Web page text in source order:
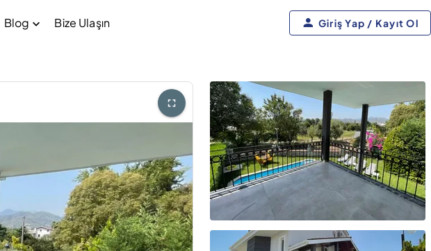
Blog Bize Ulaşın Giriş Yap / Kayıt Ol